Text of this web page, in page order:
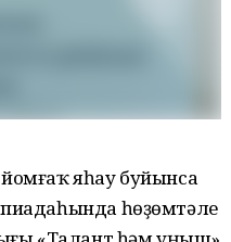
яһау буйынса
һөҙөмтәле